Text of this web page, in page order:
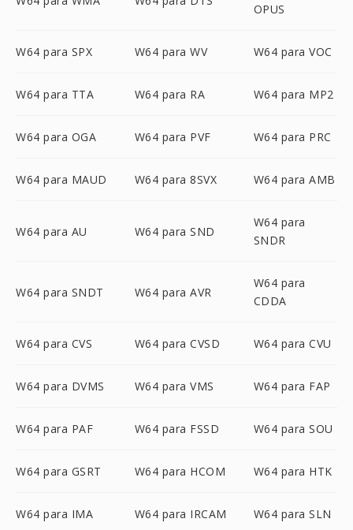
OPUS
W64 para SPX W64 para WV W64 para VOC
W64 para TTA W64 para RA W64 para MP2
W64 para OGA W64 para PVF W64 para PRC
W64 para MAUD W64 para 8SVX W64 para AMB
W64 para AU W64 para SND
W64 para
SNDR
W64 para SNDT W64 para AVR
W64 para
CDDA
W64 para CVS W64 para CVSD W64 para CVU
W64 para DVMS W64 para VMS W64 para FAP
W64 para PAF W64 para FSSD W64 para SOU
W64 para GSRT W64 para HCOM W64 para HTK
W64 para IMA W64 para IRCAM W64 para SLN